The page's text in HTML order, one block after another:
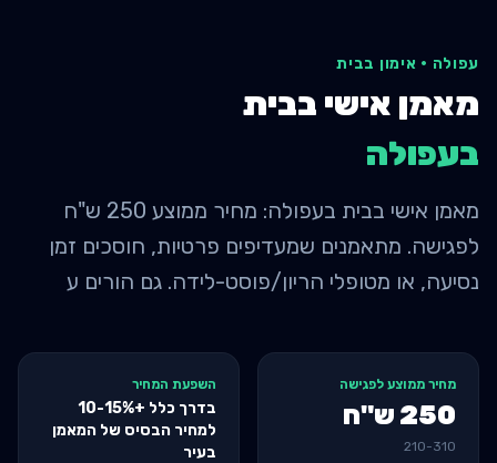
עפולה · אימון בבית
מאמן אישי בבית
בעפולה
מאמן אישי בבית בעפולה: מחיר ממוצע 250 ש"ח
לפגישה. מתאמנים שמעדיפים פרטיות, חוסכים זמן
נסיעה, או מטופלי הריון/פוסט-לידה. גם הורים ע
מחיר ממוצע לפגישה
250 ש"ח
210-310
השפעת המחיר
בדרך כלל +10-15%
למחיר הבסיס של המאמן
בעיר